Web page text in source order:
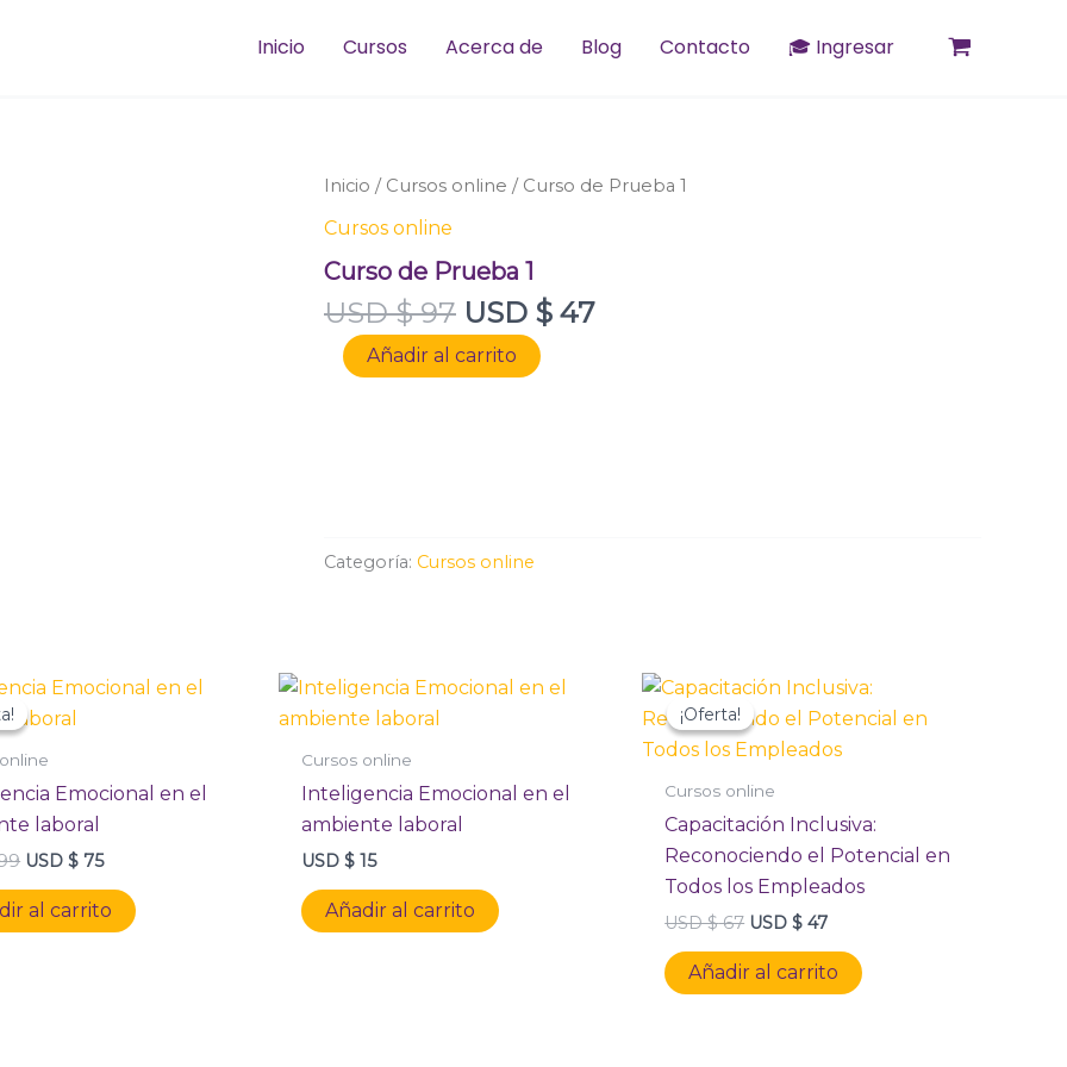
Inicio Cursos Acerca de Blog Contacto 🎓 Ingresar
Inicio / Cursos online / Curso de Prueba 1
Cursos online
Curso de Prueba 1
USD $97
El
era:
USD
$ 97.
USD $ 47
El
USD
Curso
Prueba
cantidad
Añadir al carrito
Categoría: Cursos online
Emocional en el
laboral
El
original
USD
$ 99.
USD $ 75
El
$ 75.
al carrito
Cursos online
Inteligencia Emocional en el
ambiente laboral
USD $ 15
Añadir al carrito
¡Oferta!
¡Oferta!
Cursos online
Capacitación Inclusiva:
Reconociendo el Potencial en
Todos los Empleados
USD $67
El
original
era:
$ 67.
USD $ 47
El
actual
es:
Añadir al carrito